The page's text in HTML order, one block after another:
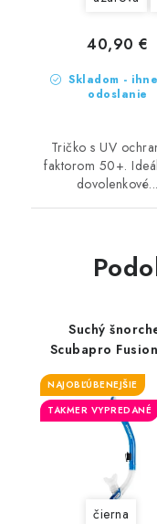
Skladom -
odoslanie
40,90 €
Tričko s UV
faktorom 50+.
dovolenkové...
Suchý
Scubapro
NAJOBĽÚBENEJŠIE
TAKMER VYPREDANÉ
čierna